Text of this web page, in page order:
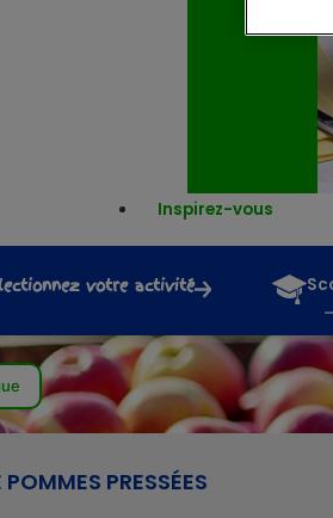
Inspirez-vous
votre activité
PRESSÉES